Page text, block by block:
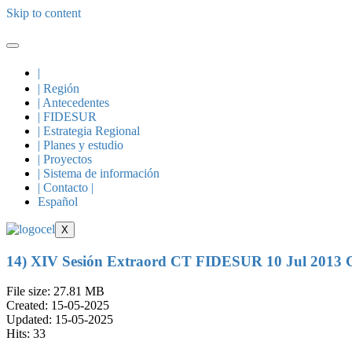
Skip to content
|
| Región
| Antecedentes
| FIDESUR
| Estrategia Regional
| Planes y estudio
| Proyectos
| Sistema de información
| Contacto |
Español
X
14) XIV Sesión Extraord CT FIDESUR 10 Jul 2013
File size: 27.81 MB
Created: 15-05-2025
Updated: 15-05-2025
Hits: 33